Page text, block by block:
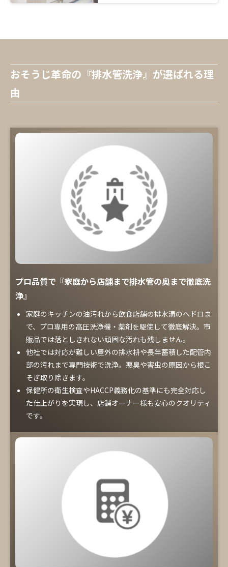
おそうじ革命の『排水管洗浄』が選ばれる理
由
プロ品質で『家庭から店舗まで排水管の奥まで徹底洗
浄』
家庭のキッチンの油汚れから飲食店舗の排水溝のヘドロま
で、プロ専用の高圧洗浄機・薬剤を駆使して徹底解決。市
販品では落としきれない頑固な汚れも残しません。
他社では対応が難しい屋外の排水枡や長年蓄積した配管内
部の汚れまで専門技術で洗浄。悪臭や害虫の原因から根こ
そぎ取り除きます。
保健所の衛生検査やHACCP義務化の基準にも完全対応し
た仕上がりを実現し、店舗オーナー様も安心のクオリティ
です。